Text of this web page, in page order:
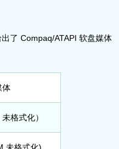
了 Compaq/ATAPI 软盘媒体
体
格式化）
未格式化)